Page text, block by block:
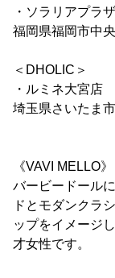
・ソラリアプラ
福岡県福岡市中
＜DHOLIC＞
・ルミネ大宮店
埼玉県さいたま
《VAVI MELLO》
バービードール
ドとモダンクラ
ップをイメージ
才女性です。